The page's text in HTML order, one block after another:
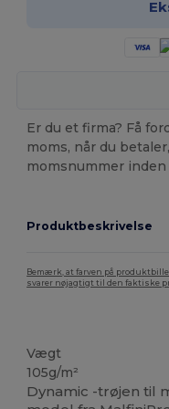
Er du et firma? Få
moms, når du
momsnummer
Produktbeskrivelse
Bemærk, at farven på
svarer nøjagtigt til den faktiske
Vægt
105g/m²
Dynamic -trøjen til